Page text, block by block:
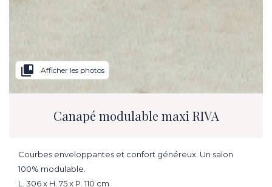
collections_bookmark Afficher les photos
Canapé modulable maxi RIVA
Courbes enveloppantes et confort généreux. Un salon
100% modulable.
L. 306 x H. 75 x P. 110 cm